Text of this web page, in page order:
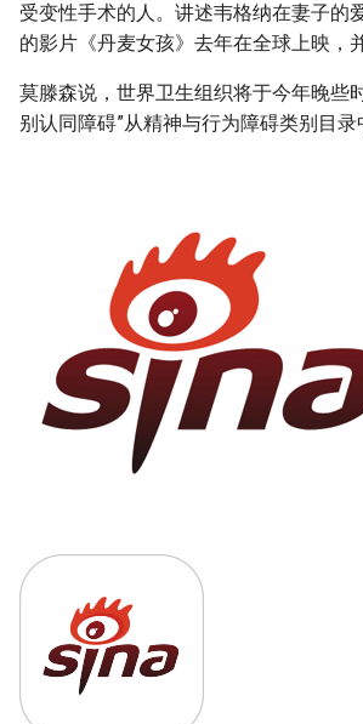
受变性手术的人。讲述韦格纳在妻子的
的影片《丹麦女孩》去年在全球上映，
莫滕森说，世界卫生组织将于今年晚些
别认同障碍”从精神与行为障碍类别目录